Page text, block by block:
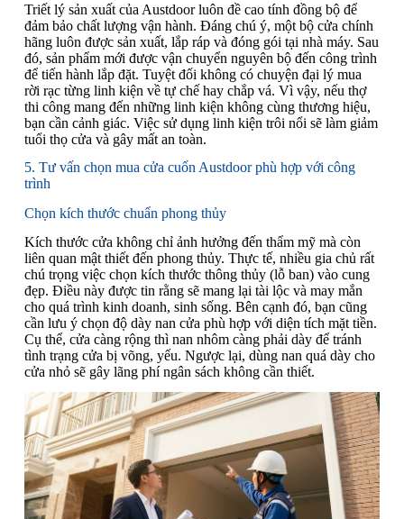
Triết lý sản xuất của Austdoor luôn đề cao tính đồng bộ để
đảm bảo chất lượng vận hành. Đáng chú ý, một bộ cửa chính
hãng luôn được sản xuất, lắp ráp và đóng gói tại nhà máy. Sau
đó, sản phẩm mới được vận chuyển nguyên bộ đến công trình
để tiến hành lắp đặt. Tuyệt đối không có chuyện đại lý mua
rời rạc từng linh kiện về tự chế hay chắp vá. Vì vậy, nếu thợ
thi công mang đến những linh kiện không cùng thương hiệu,
bạn cần cảnh giác. Việc sử dụng linh kiện trôi nổi sẽ làm giảm
tuổi thọ cửa và gây mất an toàn.
5. Tư vấn chọn mua cửa cuốn Austdoor phù hợp với công
trình
Chọn kích thước chuẩn phong thủy
Kích thước cửa không chỉ ảnh hưởng đến thẩm mỹ mà còn
liên quan mật thiết đến phong thủy. Thực tế, nhiều gia chủ rất
chú trọng việc chọn kích thước thông thủy (lỗ ban) vào cung
đẹp. Điều này được tin rằng sẽ mang lại tài lộc và may mắn
cho quá trình kinh doanh, sinh sống. Bên cạnh đó, bạn cũng
cần lưu ý chọn độ dày nan cửa phù hợp với diện tích mặt tiền.
Cụ thể, cửa càng rộng thì nan nhôm càng phải dày để tránh
tình trạng cửa bị võng, yếu. Ngược lại, dùng nan quá dày cho
cửa nhỏ sẽ gây lãng phí ngân sách không cần thiết.